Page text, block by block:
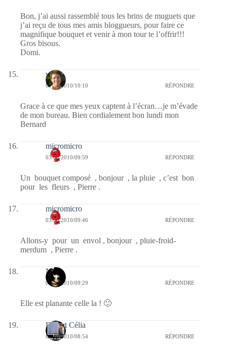
Bon, j’ai aussi rassemblé tous les brins de muguets que
j’ai reçu de tous mes amis bloggueurs, pour faire ce
magnifique bouquet et venir à mon tour te l’offrir!!!
Gros bisous.
Domi.
véb
03/05/2010/10:10 RÉPONDRE
Grace à ce que mes yeux captent à l’écran…je m’évade
de mon bureau. Bien cordialement bon lundi mon
Bernard
micromicro
03/05/2010/09:59 RÉPONDRE
Un bouquet composé , bonjour , la pluie , c’est bon
pour les fleurs , Pierre .
micromicro
03/05/2010/09:46 RÉPONDRE
Allons-y pour un envol , bonjour , pluie-froid-
merdum , Pierre .
Nova
03/05/2010/09:29 RÉPONDRE
Elle est planante celle la ! 🙂
Dan et Célia
03/05/2010/08:54 RÉPONDRE